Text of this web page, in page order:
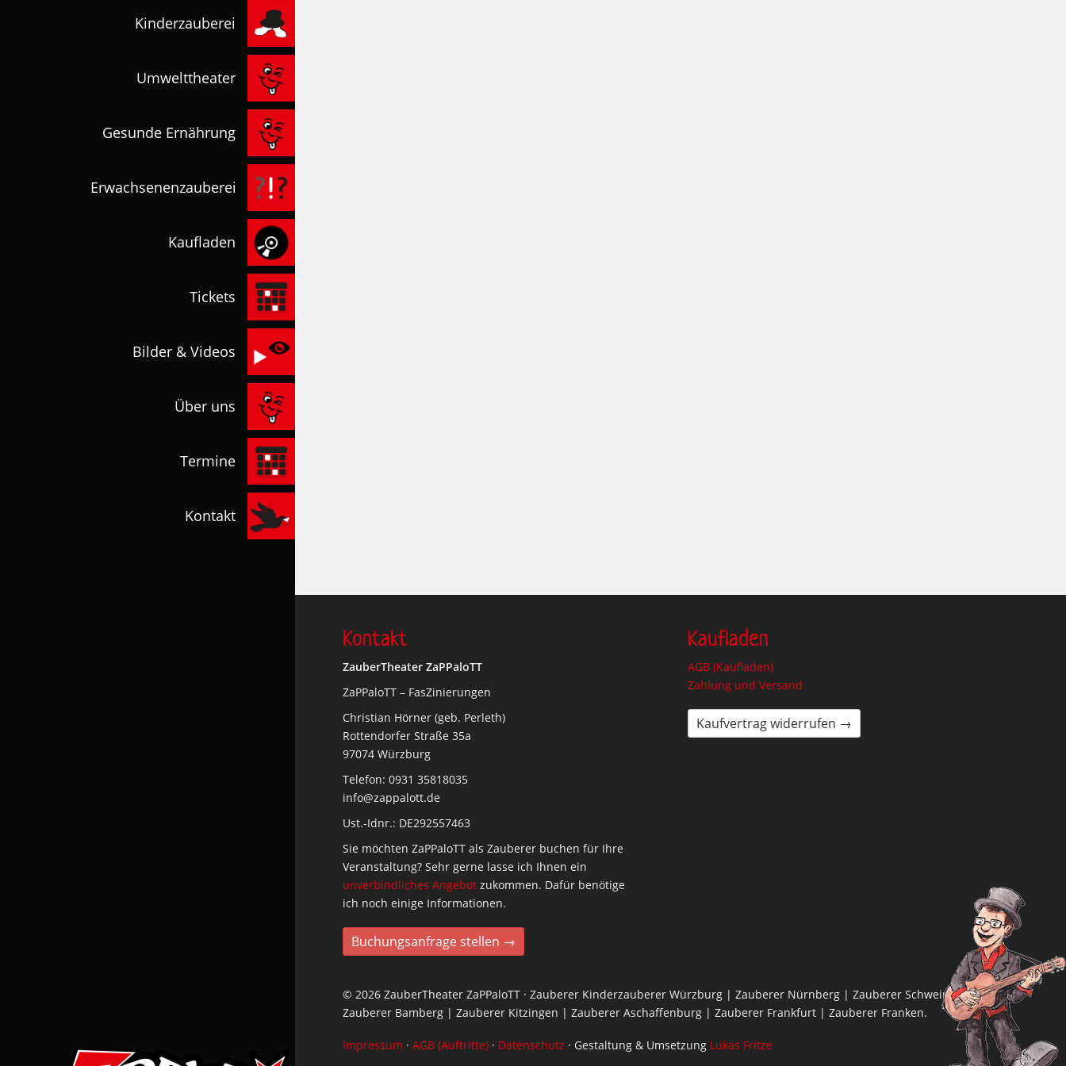
Kinderzauberei
Umwelttheater
Gesunde Ernährung
Erwachsenenzauberei
Kaufladen
Tickets
Bilder & Videos
Über uns
Termine
Kontakt
Kontakt
ZauberTheater ZaPPaloTT
ZaPPaloTT – FasZinierungen
Christian Hörner (geb. Perleth)
Rottendorfer Straße 35a
97074 Würzburg
Telefon: 0931 35818035
info@zappalott.de
Ust.-Idnr.: DE292557463
Sie möchten ZaPPaloTT als Zauberer buchen für Ihre
Veranstaltung? Sehr gerne lasse ich Ihnen ein
unverbindliches Angebot zukommen. Dafür benötige
ich noch einige Informationen.
Buchungsanfrage stellen →
Kaufladen
AGB (Kaufladen)
Zahlung und Versand
Kaufvertrag widerrufen →
© 2026 ZauberTheater ZaPPaloTT · Zauberer Kinderzauberer Würzburg | Zauberer Nürnberg | Zauberer Schweinfurt |
Zauberer Bamberg | Zauberer Kitzingen | Zauberer Aschaffenburg | Zauberer Frankfurt | Zauberer Franken.
Impressum · AGB (Auftritte) · Datenschutz · Gestaltung & Umsetzung Lukas Fritze